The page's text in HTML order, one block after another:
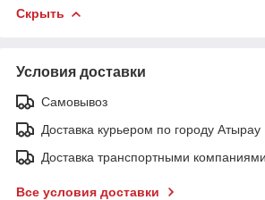
Скрыть
Условия доставки
Самовывоз
Доставка курьером по городу Атырау
Доставка транспортными
Все условия доставки